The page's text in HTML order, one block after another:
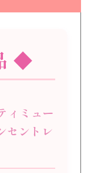
◆
ィミュー
セントレ